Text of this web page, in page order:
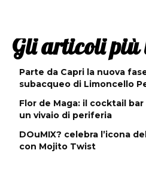
Gli articoli più
Parte da Capri la nuova
subacqueo di Limoncello
Flor de Maga: il cocktail
un vivaio di periferia
DOuMIX? celebra l’icona
con Mojito Twist